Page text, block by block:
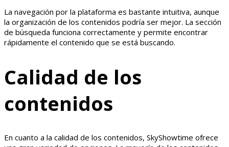
La navegación por la plataforma es bastante intuitiva, aunque
la organización de los contenidos podría ser mejor. La sección
de búsqueda funciona correctamente y permite encontrar
rápidamente el contenido que se está buscando.
Calidad de los
contenidos
En cuanto a la calidad de los contenidos, SkyShowtime ofrece